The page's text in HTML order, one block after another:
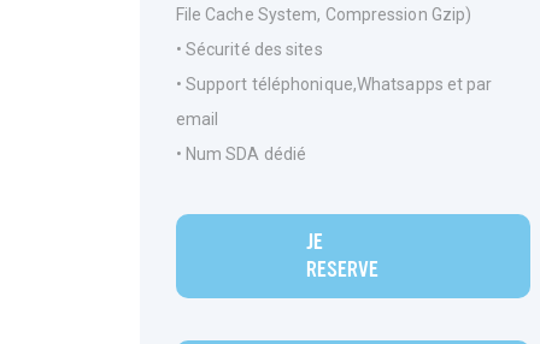
File Cache System, Compression Gzip)
• Sécurité des sites
• Support téléphonique,Whatsapps et par
email
• Num SDA dédié
JE
RESERVE